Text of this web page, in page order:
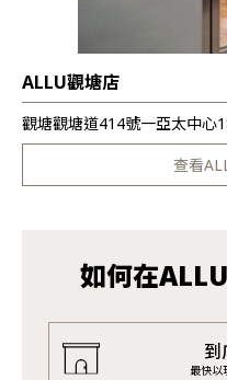
ALLU觀塘店
觀塘觀塘道414號一亞太中心
查看
如何在
到
最快以